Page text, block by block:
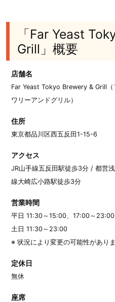
「Far Yeast
Grill」概要
店舗名
Far Yeast Tokyo Brewery & Grill
ワリーアンドグリル）
住所
東京都品川区西五反田1-15-6
アクセス
JR山手線五反田駅徒歩3分 / 都営
線大崎広小路駅徒歩3分
営業時間
平日 11:30～15:00、17:00～23:00
土日 11:30～23:00
※ 状況により変更の可能性がありま
定休日
無休
座席